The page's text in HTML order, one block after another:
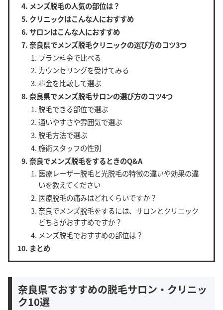
メンズ脱毛の人気の部位は？
クリニックはこんな人におすすめ
サロンはこんな人におすすめ
奈良県でメンズ脱毛クリニックの選び方のコツ3つ
プラン料金で比べる
カウンセリングを受けてみる
料金を比較して選ぶ
奈良県でメンズ脱毛サロンの選び方のコツ4つ
脱毛できる部位で選ぶ
通いやすさや雰囲気で選ぶ
脱毛方法で選ぶ
施術スタッフの性別
奈良でメンズ脱毛をするときのQ&A
医療レーザー脱毛と光脱毛の特徴の違いや効果の違
いを教えてください
医療脱毛の痛みはどれくらいですか？
奈良でメンズ脱毛をするには、サロンとクリニック
どちらがおすすめですか？
メンズ脱毛でおすすめの部位は？
まとめ
奈良県でおすすめの脱毛サロン・クリニッ
ク10選